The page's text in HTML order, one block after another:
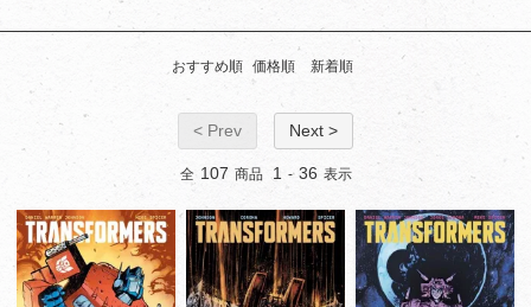
おすすめ順 価格順 新着順
< Prev Next >
全 107 商品 1 - 36 表示